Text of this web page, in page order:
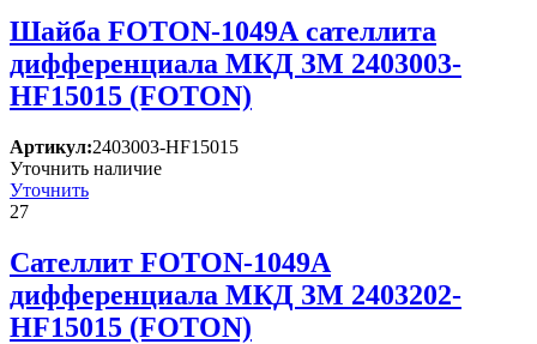
Шайба FOTON-1049А сателлита
дифференциала МКД ЗМ 2403003-
HF15015 (FOTON)
Артикул:2403003-HF15015
Уточнить наличие
Уточнить
27
Сателлит FOTON-1049А
дифференциала МКД ЗМ 2403202-
HF15015 (FOTON)